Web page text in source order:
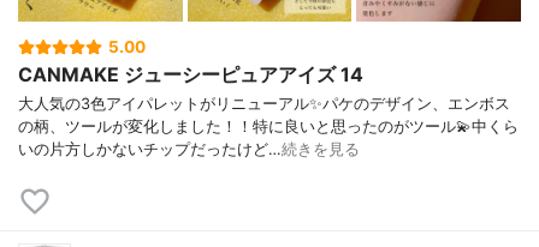
5.00
CANMAKE ジューシーピュアアイズ 14
大人気の3色アイパレットがリニューアル✨パケのデザイン、エンボス
の柄、ツールが変化しました！！特に良いと思ったのがツール💫中くら
いの片方しかないチップだったけど…続きを見る